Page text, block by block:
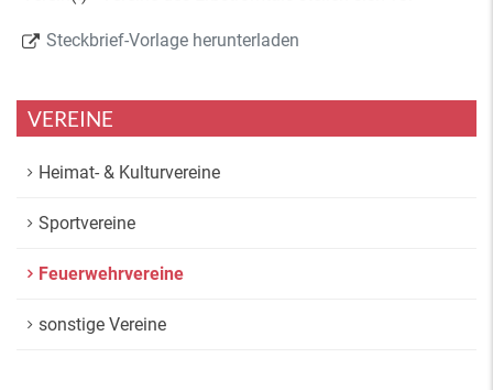
Steckbrief-Vorlage herunterladen
VEREINE
Heimat- & Kulturvereine
Sportvereine
Feuerwehrvereine
sonstige Vereine